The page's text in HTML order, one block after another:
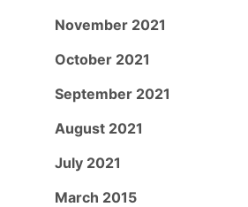
November 2021
October 2021
September 2021
August 2021
July 2021
March 2015